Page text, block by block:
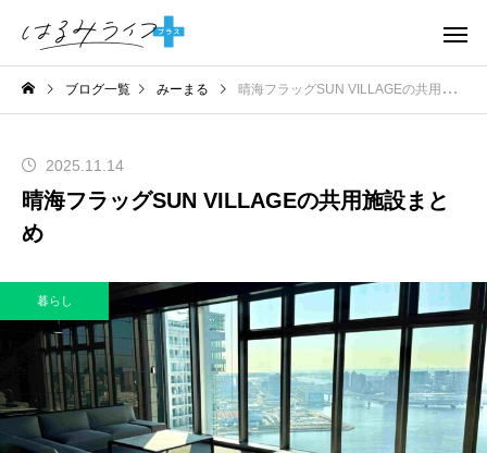
ブログ一覧 みーまる 晴海フラッグSUN VILLAGEの共用施設まとめ
2025.11.14
晴海フラッグSUN VILLAGEの共用施設まと
め
暮らし